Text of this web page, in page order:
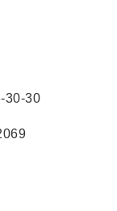
30-30